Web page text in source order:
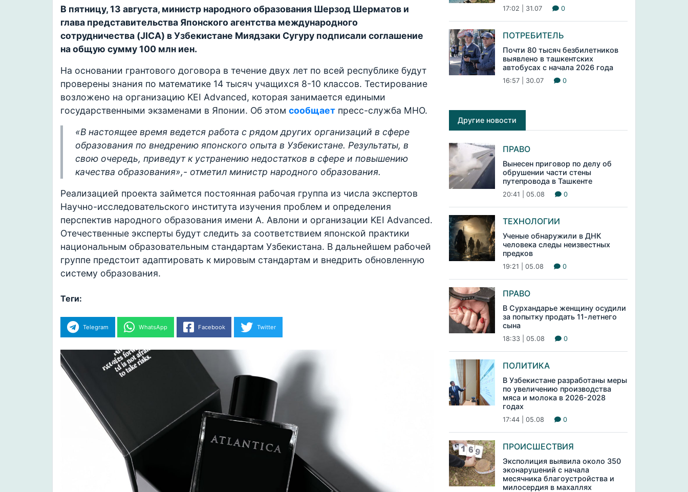
В пятницу, 13 августа, министр народного образования Шерзод Шерматов и
глава представительства Японского агентства международного
сотрудничества (JICA) в Узбекистане Миядзаки Сугуру подписали соглашение
на общую сумму 100 млн иен.
На основании грантового договора в течение двух лет по всей республике будут
проверены знания по математике 14 тысяч учащихся 8-10 классов. Тестирование
возложено на организацию KEI Advanced, которая занимается едиными
государственными экзаменами в Японии. Об этом сообщает пресс-служба МНО.
«В настоящее время ведется работа с рядом других организаций в сфере
образования по внедрению японского опыта в Узбекистане. Результаты, в
свою очередь, приведут к устранению недостатков в сфере и повышению
качества образования»,- отметил министр народного образования.
Реализацией проекта займется постоянная рабочая группа из числа экспертов
Научно-исследовательского института изучения проблем и определения
перспектив народного образования имени А. Авлони и организации KEI Advanced.
Отечественные эксперты будут следить за соответствием японской практики
национальным образовательным стандартам Узбекистана. В дальнейшем рабочей
группе предстоит адаптировать к мировым стандартам и внедрить обновленную
систему образования.
Теги:
Telegram WhatsApp Facebook Twitter
17:02 | 31.07 0
ПОТРЕБИТЕЛЬ
Почти 80 тысяч безбилетников
выявлено в ташкентских
автобусах с начала 2026 года
16:57 | 30.07 0
Другие новости
ПРАВО
Вынесен приговор по делу об
обрушении части стены
путепровода в Ташкенте
20:41 | 05.08 0
ТЕХНОЛОГИИ
Ученые обнаружили в ДНК
человека следы неизвестных
предков
19:21 | 05.08 0
ПРАВО
В Сурхандарье женщину осудили
за попытку продать 11-летнего
сына
18:33 | 05.08 0
ПОЛИТИКА
В Узбекистане разработаны меры
по увеличению производства
мяса и молока в 2026-2028
годах
17:44 | 05.08 0
ПРОИСШЕСТВИЯ
Эксполиция выявила около 350
эконарушений с начала
месячника благоустройства и
милосердия в махаллях